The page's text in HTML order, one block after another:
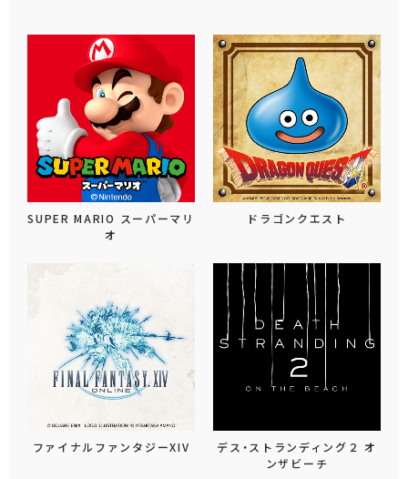
SUPER MARIO スーパーマリ
オ
ドラゴンクエスト
ファイナルファンタジーXIV
デス・ストランディング２ オ
ンザビーチ